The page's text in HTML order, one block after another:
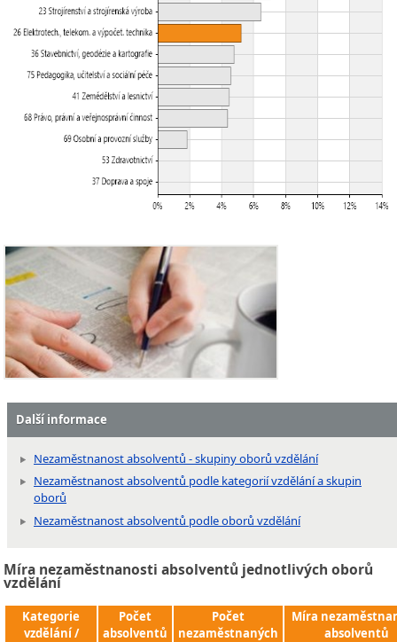
Další informace
Nezaměstnanost absolventů - skupiny oborů vzdělání
Nezaměstnanost absolventů podle kategorií vzdělání a skupin
oborů
Nezaměstnanost absolventů podle oborů vzdělání
Míra nezaměstnanosti absolventů jednotlivých oborů
vzdělání
Kategorie
vzdělání /
Počet
absolventů
Počet
nezaměstnaných
Míra
absolventů